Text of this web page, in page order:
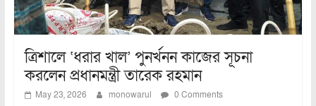
ত্রিশালে ‘ধরার খাল’ পুনর্খনন কাজের সূচনা
করলেন প্রধানমন্ত্রী তারেক রহমান
May 23, 2026 monowarul 0 Comments